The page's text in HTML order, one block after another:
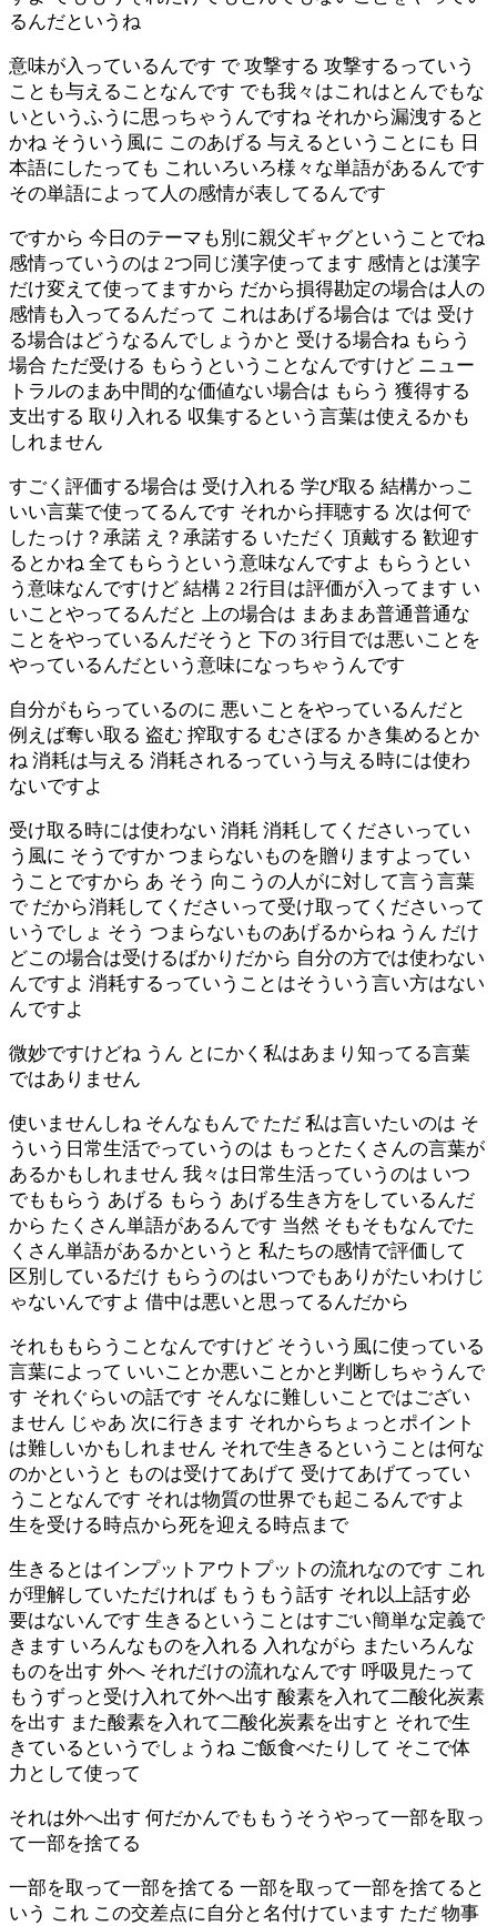
るんだというね
意味が入っているんです で 攻撃する 攻撃するっていう
ことも与えることなんです でも我々はこれはとんでもな
いというふうに思っちゃうんですね それから漏洩すると
かね そういう風に このあげる 与えるということにも 日
本語にしたっても これいろいろ様々な単語があるんです
その単語によって人の感情が表してるんです
ですから 今日のテーマも別に親父ギャグということでね
感情っていうのは 2つ同じ漢字使ってます 感情とは漢字
だけ変えて使ってますから だから損得勘定の場合は人の
感情も入ってるんだって これはあげる場合は では 受け
る場合はどうなるんでしょうかと 受ける場合ね もらう
場合 ただ受ける もらうということなんですけど ニュー
トラルのまあ中間的な価値ない場合は もらう 獲得する
支出する 取り入れる 収集するという言葉は使えるかも
しれません
すごく評価する場合は 受け入れる 学び取る 結構かっこ
いい言葉で使ってるんです それから拝聴する 次は何で
したっけ？承諾 え？承諾する いただく 頂戴する 歓迎す
るとかね 全てもらうという意味なんですよ もらうとい
う意味なんですけど 結構 2 2行目は評価が入ってます い
いことやってるんだと 上の場合は まあまあ普通普通な
ことをやっているんだそうと 下の 3行目では悪いことを
やっているんだという意味になっちゃうんです
自分がもらっているのに 悪いことをやっているんだと
例えば奪い取る 盗む 搾取する むさぼる かき集めるとか
ね 消耗は与える 消耗されるっていう与える時には使わ
ないですよ
受け取る時には使わない 消耗 消耗してくださいってい
う風に そうですか つまらないものを贈りますよってい
うことですから あ そう 向こうの人がに対して言う言葉
で だから消耗してくださいって受け取ってくださいって
いうでしょ そう つまらないものあげるからね うん だけ
どこの場合は受けるばかりだから 自分の方では使わない
んですよ 消耗するっていうことはそういう言い方はない
んですよ
微妙ですけどね うん とにかく私はあまり知ってる言葉
ではありません
使いませんしね そんなもんで ただ 私は言いたいのは そ
ういう日常生活でっていうのは もっとたくさんの言葉が
あるかもしれません 我々は日常生活っていうのは いつ
でももらう あげる もらう あげる生き方をしているんだ
から たくさん単語があるんです 当然 そもそもなんでた
くさん単語があるかというと 私たちの感情で評価して
区別しているだけ もらうのはいつでもありがたいわけじ
ゃないんですよ 借中は悪いと思ってるんだから
それももらうことなんですけど そういう風に使っている
言葉によって いいことか悪いことかと判断しちゃうんで
す それぐらいの話です そんなに難しいことではござい
ません じゃあ 次に行きます それからちょっとポイント
は難しいかもしれません それで生きるということは何な
のかというと ものは受けてあげて 受けてあげてってい
うことなんです それは物質の世界でも起こるんですよ
生を受ける時点から死を迎える時点まで
生きるとはインプットアウトプットの流れなのです これ
が理解していただければ もうもう話す それ以上話す必
要はないんです 生きるということはすごい簡単な定義で
きます いろんなものを入れる 入れながら またいろんな
ものを出す 外へ それだけの流れなんです 呼吸見たって
もうずっと受け入れて外へ出す 酸素を入れて二酸化炭素
を出す また酸素を入れて二酸化炭素を出すと それで生
きているというでしょうね ご飯食べたりして そこで体
力として使って
それは外へ出す 何だかんでももうそうやって一部を取っ
て一部を捨てる
一部を取って一部を捨てる 一部を取って一部を捨てると
いう これ この交差点に自分と名付けています ただ 物事